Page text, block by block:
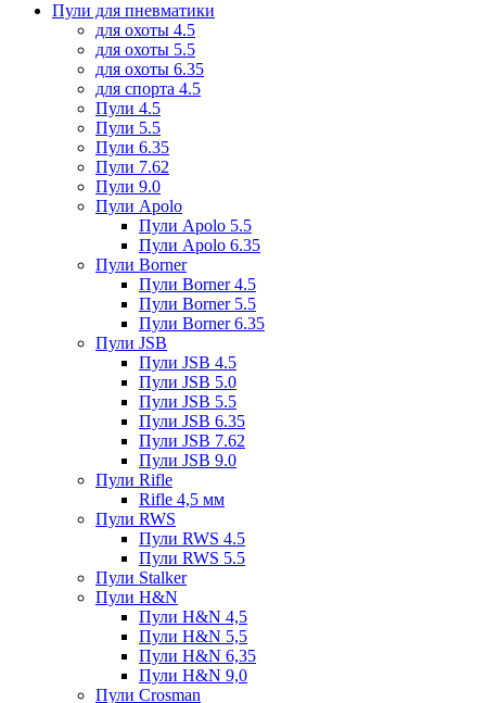
Пули для пневматики
для охоты 4.5
для охоты 5.5
для охоты 6.35
для спорта 4.5
Пули 4.5
Пули 5.5
Пули 6.35
Пули 7.62
Пули 9.0
Пули Apolo
Пули Apolo 5.5
Пули Apolo 6.35
Пули Borner
Пули Borner 4.5
Пули Borner 5.5
Пули Borner 6.35
Пули JSB
Пули JSB 4.5
Пули JSB 5.0
Пули JSB 5.5
Пули JSB 6.35
Пули JSB 7.62
Пули JSB 9.0
Пули Rifle
Rifle 4,5 мм
Пули RWS
Пули RWS 4.5
Пули RWS 5.5
Пули Stalker
Пули H&N
Пули H&N 4,5
Пули H&N 5,5
Пули H&N 6,35
Пули H&N 9,0
Пули Crosman